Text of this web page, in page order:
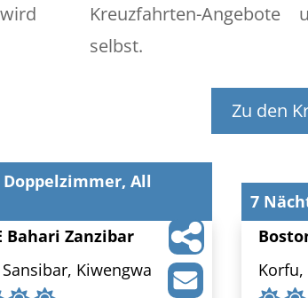
Kreuzfahrten-
selbst.
Zu den
All
Bahari Zanzibar
Kiwengwa
7
Korfu,